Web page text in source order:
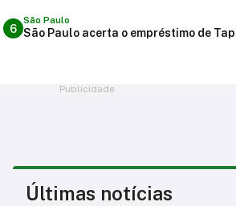
6
São Paulo
São Paulo acerta o empréstimo de
Publicidade
Últimas notícias